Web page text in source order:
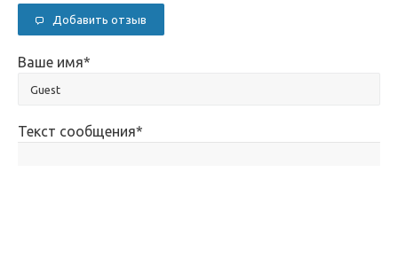
Добавить отзыв
Ваше имя*
Текст сообщения*